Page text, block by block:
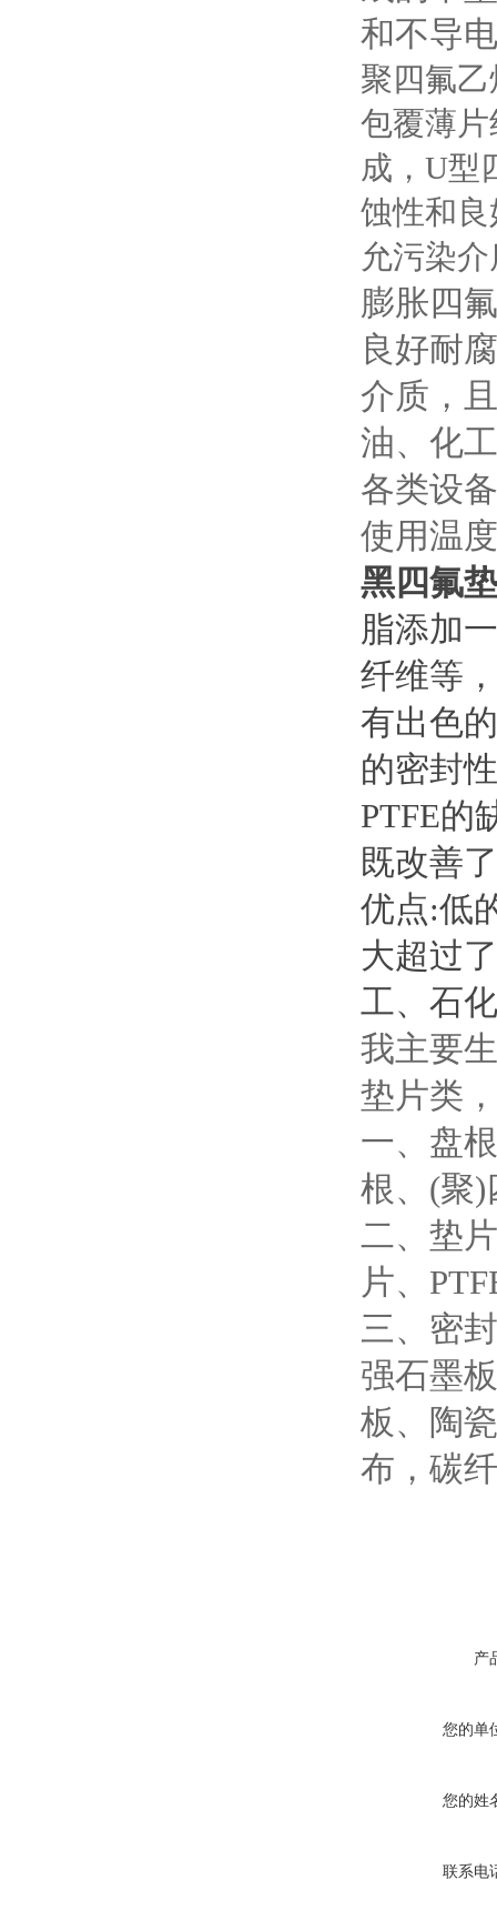
和不导
聚四氟
包覆薄
成，U型
蚀性和
允污染
膨胀四
良好耐
介质，
油、化
各类设
使用温
黑四氟
脂添加
纤维等
有出色
的密封
PTFE的
既改善
优点:低
大超过
工、石
我主要
垫片类
一、盘
根、(聚)
二、垫
片、
三、密
强石墨
板、陶
布，碳
产
您的单
您的姓
联系电